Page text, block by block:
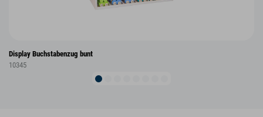
Display Buchstabenzug bunt
10345